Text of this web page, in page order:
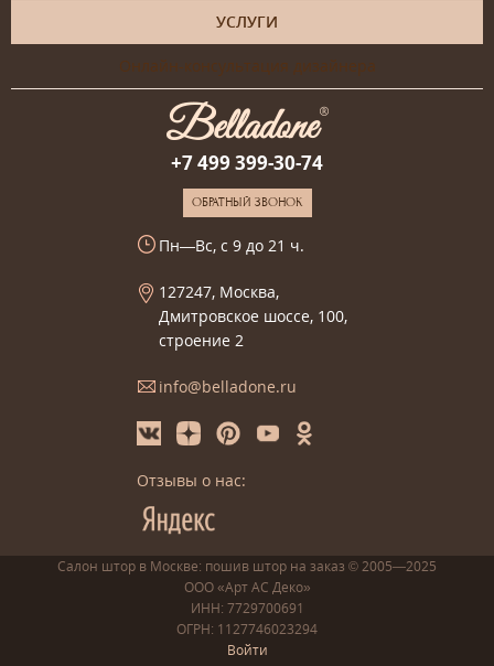
УСЛУГИ
Онлайн-консультация дизайнера
+7 499 399-30-74
ОБРАТНЫЙ ЗВОНОК
Пн—Вс, с 9 до 21 ч.
127247, Москва,
Дмитровское шоссе, 100,
строение 2
info@belladone.ru
Отзывы о нас:
Салон штор в Москве: пошив штор на заказ © 2005—2025
ООО «Арт АС Деко»
ИНН: 7729700691
ОГРН: 1127746023294
Войти